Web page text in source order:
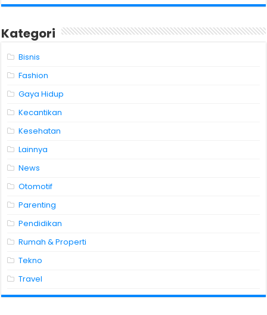
Kategori
Bisnis
Fashion
Gaya Hidup
Kecantikan
Kesehatan
Lainnya
News
Otomotif
Parenting
Pendidikan
Rumah & Properti
Tekno
Travel